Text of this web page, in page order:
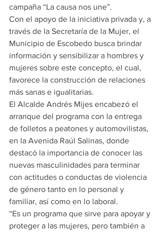
campaña “La causa nos une”.
Con el apoyo de la iniciativa privada y, a
través de la Secretaría de la Mujer, el
Municipio de Escobedo busca brindar
información y sensibilizar a hombres y
mujeres sobre este concepto, el cual,
favorece la construcción de relaciones
más sanas e igualitarias.
El Alcalde Andrés Mijes encabezó el
arranque del programa con la entrega
de folletos a peatones y automovilistas,
en la Avenida Raúl Salinas, donde
destacó la importancia de conocer las
nuevas masculinidades para terminar
con actitudes o conductas de violencia
de género tanto en lo personal y
familiar, así como en lo laboral.
“Es un programa que sirve para apoyar y
proteger a las mujeres, pero también a